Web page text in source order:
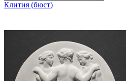
Клития (бюст)